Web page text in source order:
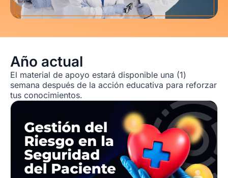
Año actual
El material de apoyo estará disponible una (1)
semana después de la acción educativa para reforzar
tus conocimientos.